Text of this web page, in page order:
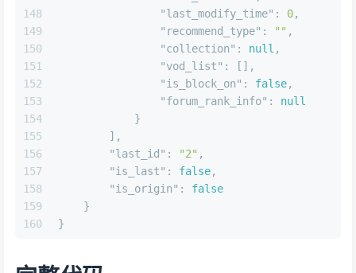
147
148
149
150
151
152
153
154
155
156
157
158
159
"vote_count"
0,
"last_modify_time"
:
"recommend_type":
"collection"
:
"vod_list" : [ ]
"is_block_on" : false,
],
"last_id" : "2" ,
"is_last" : false ,